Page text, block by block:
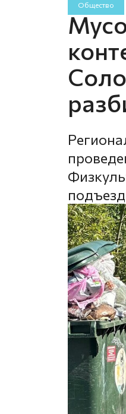
Общество